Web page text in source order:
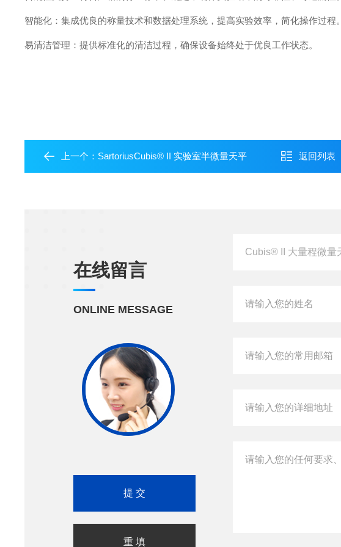
智能化：集成优良的称量技术和数据处理系统，提高实验效率，简化操作过程。
易清洁管理：提供标准化的清洁过程，确保设备始终处于优良工作状态。
上一个： SartoriusCubis® II 实验室半微量天平 返回列表
在线留言
ONLINE MESSAGE